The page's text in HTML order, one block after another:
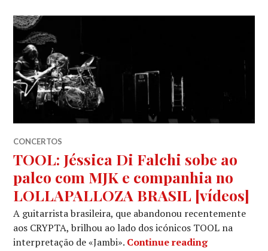
CONCERTOS
TOOL: Jéssica Di Falchi sobe ao
palco com MJK e companhia no
LOLLAPALLOZA BRASIL [vídeos]
A guitarrista brasileira, que abandonou recentemente
aos CRYPTA, brilhou ao lado dos icónicos TOOL na
interpretação de «Jambi». Continue readingTOOL: